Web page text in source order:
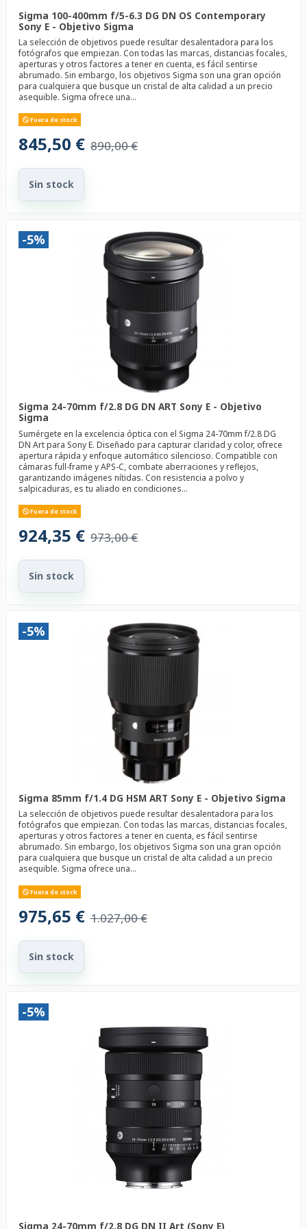
Sigma 100-400mm f/5-6.3 DG DN OS Contemporary
Sony E - Objetivo Sigma
La selección de objetivos puede resultar desalentadora para los
fotógrafos que empiezan. Con todas las marcas, distancias focales,
aperturas y otros factores a tener en cuenta, es fácil sentirse
abrumado. Sin embargo, los objetivos Sigma son una gran opción
para cualquiera que busque un cristal de alta calidad a un precio
asequible. Sigma ofrece una...
Fuera de stock
845,50 € 890,00 €
Sin stock
-5%
Sigma 24-70mm f/2.8 DG DN ART Sony E - Objetivo
Sigma
Sumérgete en la excelencia óptica con el Sigma 24-70mm f/2.8 DG
DN Art para Sony E. Diseñado para capturar claridad y color, ofrece
apertura rápida y enfoque automático silencioso. Compatible con
cámaras full-frame y APS-C, combate aberraciones y reflejos,
garantizando imágenes nítidas. Con resistencia a polvo y
salpicaduras, es tu aliado en condiciones...
Fuera de stock
924,35 € 973,00 €
Sin stock
-5%
Sigma 85mm f/1.4 DG HSM ART Sony E - Objetivo Sigma
La selección de objetivos puede resultar desalentadora para los
fotógrafos que empiezan. Con todas las marcas, distancias focales,
aperturas y otros factores a tener en cuenta, es fácil sentirse
abrumado. Sin embargo, los objetivos Sigma son una gran opción
para cualquiera que busque un cristal de alta calidad a un precio
asequible. Sigma ofrece una...
Fuera de stock
975,65 € 1.027,00 €
Sin stock
-5%
Sigma 24-70mm f/2.8 DG DN II Art (Sony E)